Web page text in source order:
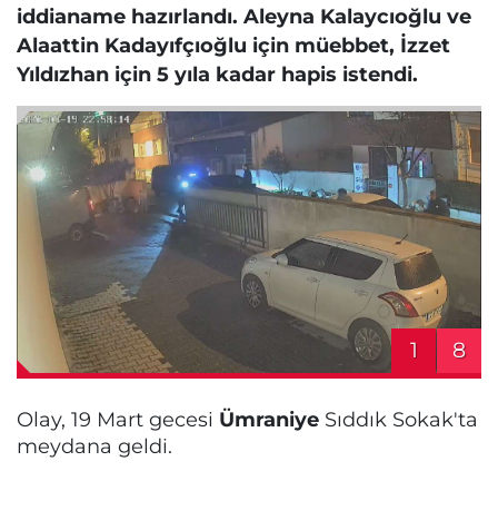
iddianame hazırlandı. Aleyna Kalaycıoğlu ve
Alaattin Kadayıfçıoğlu için müebbet, İzzet
Yıldızhan için 5 yıla kadar hapis istendi.
1 8
Olay, 19 Mart gecesi Ümraniye Sıddık Sokak'ta
meydana geldi.